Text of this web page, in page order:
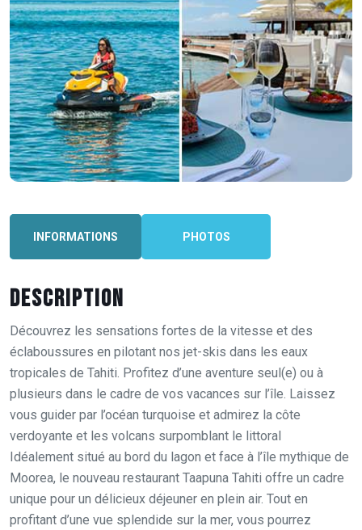
INFORMATIONS PHOTOS
Description
Découvrez les sensations fortes de la vitesse et des
éclaboussures en pilotant nos jet-skis dans les eaux
tropicales de Tahiti. Profitez d’une aventure seul(e) ou à
plusieurs dans le cadre de vos vacances sur l’île. Laissez
vous guider par l’océan turquoise et admirez la côte
verdoyante et les volcans surpomblant le littoral
Idéalement situé au bord du lagon et face à l’île mythique de
Moorea, le nouveau restaurant Taapuna Tahiti offre un cadre
unique pour un délicieux déjeuner en plein air. Tout en
profitant d’une vue splendide sur la mer, vous pourrez